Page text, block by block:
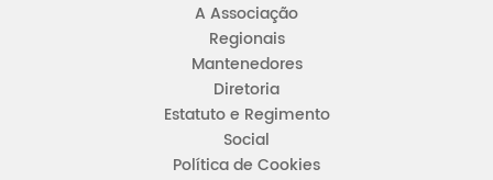
A Associação
Regionais
Mantenedores
Diretoria
Estatuto e Regimento
Social
Política de Cookies